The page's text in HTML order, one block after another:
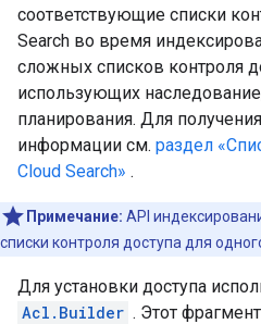
соответствующие списки
Search во время
сложных списков контроля
использующих
планирования. Для
информации см. раздел
Cloud Search» .
Примечание: API
списки контроля доступа для
Для установки доступа
Acl.Builder . Этот